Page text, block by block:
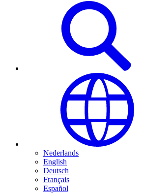
Nederlands
English
Deutsch
Français
Español